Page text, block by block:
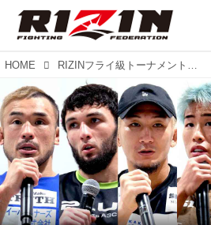
HOME RIZINフライ級トーナメント2025 2回戦&リザーブ RIZIN.51 試合後インタビュー vol.3